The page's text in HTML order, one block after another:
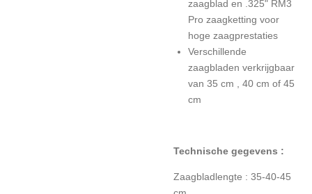
zaagblad en .325" RM3
Pro zaagketting voor
hoge zaagprestaties
Verschillende
zaagbladen verkrijgbaar
van 35 cm , 40 cm of 45
cm
Technische gegevens :
Zaagbladlengte : 35-40-45